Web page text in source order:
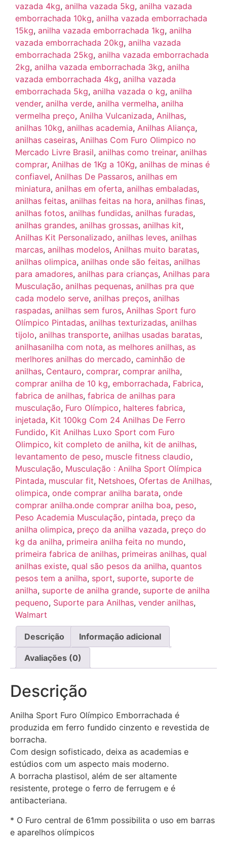
vazada 4kg, anilha vazada 5kg, anilha vazada
emborrachada 10kg, anilha vazada emborrachada
15kg, anilha vazada emborrachada 1kg, anilha
vazada emborrachada 20kg, anilha vazada
emborrachada 25kg, anilha vazada emborrachada
2kg, anilha vazada emborrachada 3kg, anilha
vazada emborrachada 4kg, anilha vazada
emborrachada 5kg, anilha vazada o kg, anilha
vender, anilha verde, anilha vermelha, anilha
vermelha preço, Anilha Vulcanizada, Anilhas,
anilhas 10kg, anilhas academia, Anilhas Aliança,
anilhas caseiras, Anilhas Com Furo Olimpico no
Mercado Livre Brasil, anilhas como treinar, anilhas
comprar, Anilhas de 1Kg a 10Kg, anilhas de minas é
confiavel, Anilhas De Passaros, anilhas em
miniatura, anilhas em oferta, anilhas embaladas,
anilhas feitas, anilhas feitas na hora, anilhas finas,
anilhas fotos, anilhas fundidas, anilhas furadas,
anilhas grandes, anilhas grossas, anilhas kit,
Anilhas Kit Personalizado, anilhas leves, anilhas
marcas, anilhas modelos, Anilhas muito baratas,
anilhas olimpica, anilhas onde são feitas, anilhas
para amadores, anilhas para crianças, Anilhas para
Musculação, anilhas pequenas, anilhas pra que
cada modelo serve, anilhas preços, anilhas
raspadas, anilhas sem furos, Anilhas Sport furo
Olímpico Pintadas, anilhas texturizadas, anilhas
tijolo, anilhas transporte, anilhas usadas baratas,
anilhasanilha com nota, as melhores anilhas, as
merlhores anilhas do mercado, caminhão de
anilhas, Centauro, comprar, comprar anilha,
comprar anilha de 10 kg, emborrachada, Fabrica,
fabrica de anilhas, fabrica de anilhas para
musculação, Furo Olímpico, halteres fabrica,
injetada, Kit 100kg Com 24 Anilhas De Ferro
Fundido, Kit Anilhas Luxo Sport com Furo
Olimpico, kit completo de anilha, kit de anilhas,
levantamento de peso, muscle fitness claudio,
Musculação, Musculação : Anilha Sport Olímpica
Pintada, muscular fit, Netshoes, Ofertas de Anilhas,
olimpica, onde comprar anilha barata, onde
comprar anilha.onde comprar anilha boa, peso,
Peso Academia Musculação, pintada, preço da
anilha olimpica, preço da anilha vazada, preço do
kg da anilha, primeira anilha feita no mundo,
primeira fabrica de anilhas, primeiras anilhas, qual
anilhas existe, qual são pesos da anilha, quantos
pesos tem a anilha, sport, suporte, suporte de
anilha, suporte de anilha grande, suporte de anilha
pequeno, Suporte para Anilhas, vender anilhas,
Walmart
Descrição Informação adicional
Avaliações (0)
Descrição
Anilha Sport Furo Olímpico Emborrachada é
produzida em ferro fundido cinzento e revestida de
borracha.
Com design sofisticado, deixa as academias e
estúdios com um aspecto mais moderno.
A borracha plastisol, além de ser altamente
resistente, protege o ferro de ferrugem e é
antibacteriana.
* O Furo central de 61mm possibilita o uso em barras
e aparelhos olímpicos